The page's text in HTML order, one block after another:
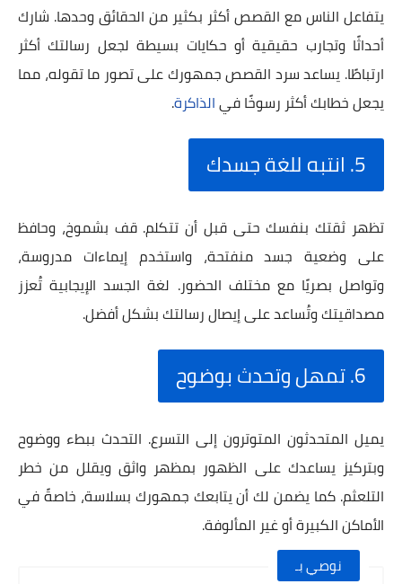
يتفاعل الناس مع القصص أكثر بكثير من الحقائق وحدها. شارك
أحداثًا وتجارب حقيقية أو حكايات بسيطة لجعل رسالتك أكثر
ارتباطًا. يساعد سرد القصص جمهورك على تصور ما تقوله، مما
يجعل خطابك أكثر رسوخًا فيالذاكرة.
5. انتبه للغة جسدك
تظهر ثقتك بنفسك حتى قبل أن تتكلم. قف بشموخ، وحافظ
على وضعية جسد منفتحة، واستخدم إيماءات مدروسة،
وتواصل بصريًا مع مختلف الحضور. لغة الجسد الإيجابية تُعزز
مصداقيتك وتُساعد على إيصال رسالتك بشكل أفضل.
6. تمهل وتحدث بوضوح
يميل المتحدثون المتوترون إلى التسرع. التحدث ببطء ووضوح
وبتركيز يساعدك على الظهور بمظهر واثق ويقلل من خطر
التلعثم. كما يضمن لك أن يتابعك جمهورك بسلاسة، خاصةً في
الأماكن الكبيرة أو غير المألوفة.
نوصي بـ